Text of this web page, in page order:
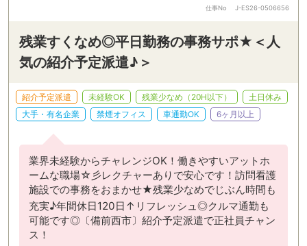
仕事No J-ES26-0506656
残業すくなめ◎平日勤務の事務サポ★＜人
気の紹介予定派遣♪＞
紹介予定派遣 未経験OK 残業少なめ（20H以下）
土日休み
大手・有名企業
禁煙オフィス 車通勤OK 6ヶ月以上
業界未経験からチャレンジOK！働きやすいアットホ
ームな職場☆彡レクチャーありで安心です！訪問看護
施設での事務をおまかせ★残業少なめでじぶん時間も
充実♪年間休日120日↑リフレッシュ◎クルマ通勤も
可能です◎〔備前西市〕紹介予定派遣で正社員チャン
ス！